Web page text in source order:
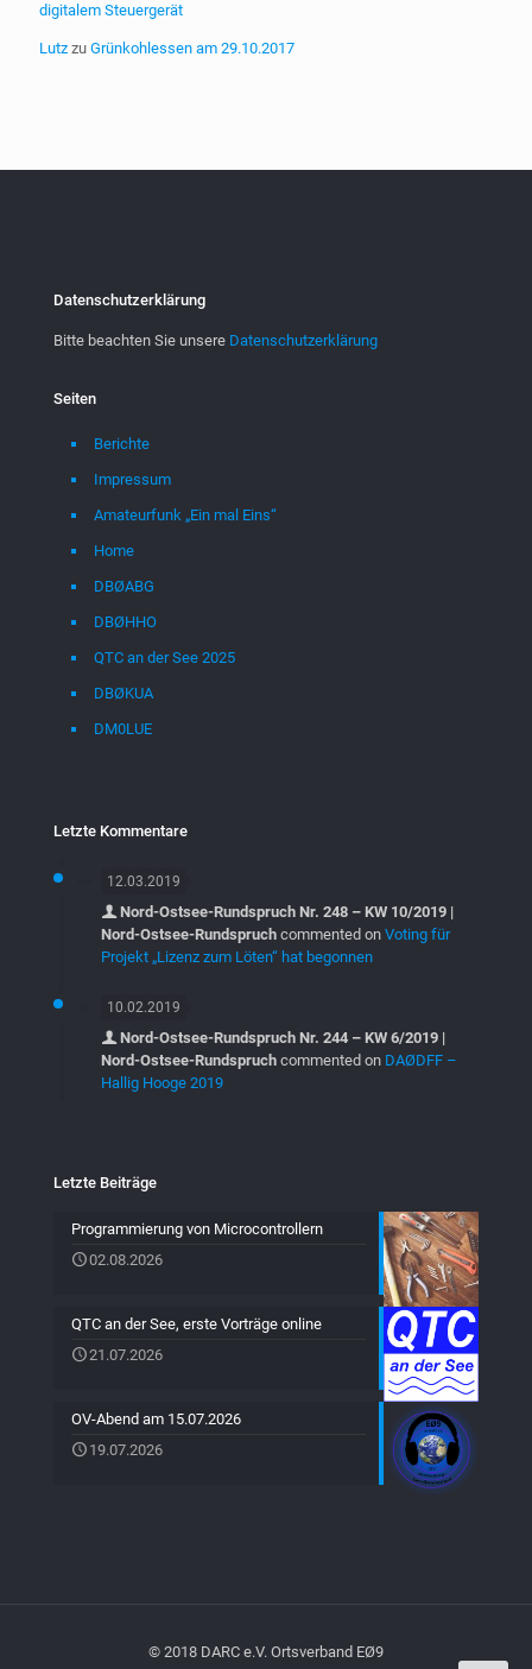
digitalem Steuergerät
Lutz zu Grünkohlessen am 29.10.2017
Datenschutzerklärung
Bitte beachten Sie unsere Datenschutzerklärung
Seiten
Berichte
Impressum
Amateurfunk „Ein mal Eins“
Home
DBØABG
DBØHHO
QTC an der See 2025
DBØKUA
DM0LUE
Letzte Kommentare
12.03.2019
Nord-Ostsee-Rundspruch Nr. 248 – KW 10/2019 |
Nord-Ostsee-Rundspruch commented on Voting für
Projekt „Lizenz zum Löten“ hat begonnen
10.02.2019
Nord-Ostsee-Rundspruch Nr. 244 – KW 6/2019 |
Nord-Ostsee-Rundspruch commented on DAØDFF –
Hallig Hooge 2019
Letzte Beiträge
Programmierung von Microcontrollern
02.08.2026
QTC an der See, erste Vorträge online
21.07.2026
OV-Abend am 15.07.2026
19.07.2026
© 2018 DARC e.V. Ortsverband EØ9